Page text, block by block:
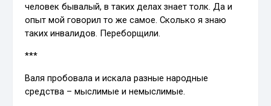
человек бывалый, в таких делах знает толк. Да и
опыт мой говорил то же самое. Сколько я знаю
таких инвалидов. Переборщили.
***
Валя пробовала и искала разные народные
средства – мыслимые и немыслимые.